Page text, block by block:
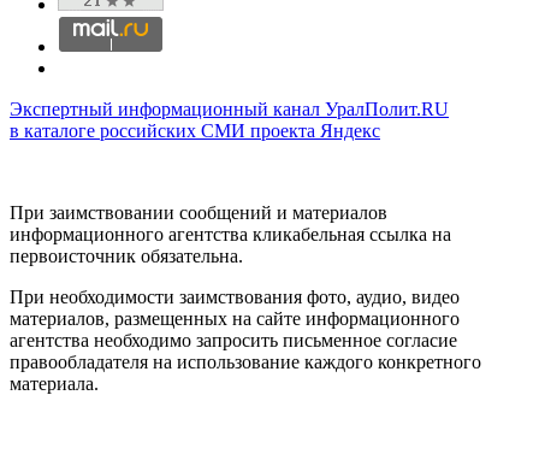
Экспертный информационный канал УралПолит.RU
в каталоге российских СМИ проекта Яндекс
При заимствовании сообщений и материалов
информационного агентства кликабельная ссылка на
первоисточник обязательна.
При необходимости заимствования фото, аудио, видео
материалов, размещенных на сайте информационного
агентства необходимо запросить письменное согласие
правообладателя на использование каждого конкретного
материала.